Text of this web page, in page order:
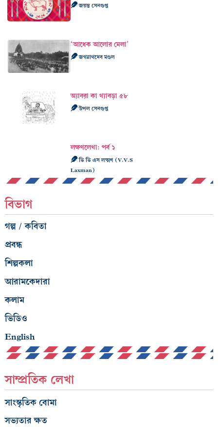
জয়ন্ত সেনগুপ্ত
‘আধেক আলোর মেলা’
জগন্নাথদেব মণ্ডল
অ্যাবব়া কা থ্যাবড়া ৫৮
উপল সেনগুপ্ত
লক্ষণলেখা: পর্ব ১
ভি ভি এস লক্ষ্মণ (V.V.S
Laxman)
বিভাগ
গল্প / কবিতা
প্রবন্ধ
শিল্পকলা
আরামকেদারা
কলাম
ভিডিও
English
সাম্প্রতিক লেখা
সাংস্কৃতিক বোমা
সভ্যতার ক্ষত